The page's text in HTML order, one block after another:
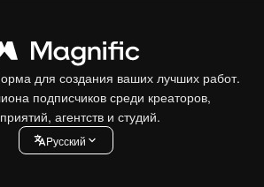
для создания ваших лучших работ.
подписчиков среди креаторов,
агентств и студий.
Pусский